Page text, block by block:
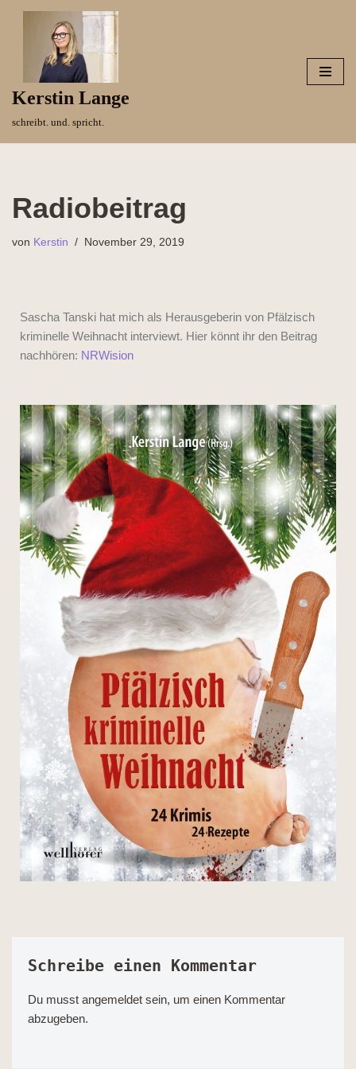
springen
Kerstin Lange
schreibt. und. spricht.
Radiobeitrag
von Kerstin November 29, 2019
Sascha Tanski hat mich als Herausgeberin von Pfälzisch
kriminelle Weihnacht interviewt. Hier könnt ihr den Beitrag
nachhören: NRWision
Schreibe einen Kommentar
Du musst angemeldet sein, um einen Kommentar
abzugeben.